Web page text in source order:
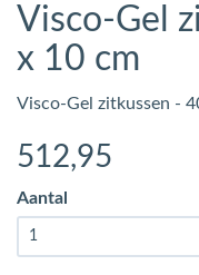
Visco-Gel
x 10 cm
Visco-Gel zitkussen -
512,95
Aantal